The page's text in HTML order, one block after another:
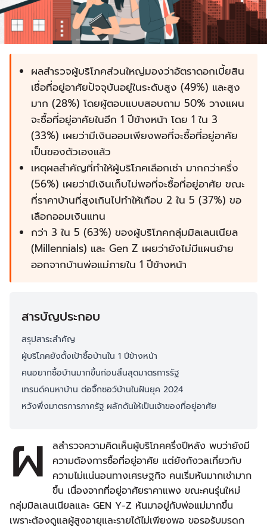
ผลสำรวจผู้บริโภคส่วนใหญ่มองว่าอัตราดอกเบี้ยสิน
เชื่อที่อยู่อาศัยปัจจุบันอยู่ในระดับสูง (49%) และสูง
มาก (28%) โดยผู้ตอบแบบสอบถาม 50% วางแผน
จะซื้อที่อยู่อาศัยในอีก 1 ปีข้างหน้า โดย 1 ใน 3
(33%) เผยว่ามีเงินออมเพียงพอที่จะซื้อที่อยู่อาศัย
เป็นของตัวเองแล้ว
เหตุผลสำคัญที่ทำให้ผู้บริโภคเลือกเช่า มากกว่าครึ่ง
(56%) เผยว่ามีเงินเก็บไม่พอที่จะซื้อที่อยู่อาศัย ขณะ
ที่ราคาบ้านที่สูงเกินไปทำให้เกือบ 2 ใน 5 (37%) ขอ
เลือกออมเงินแทน
กว่า 3 ใน 5 (63%) ของผู้บริโภคกลุ่มมิลเลนเนียล
(Millennials) และ Gen Z เผยว่ายังไม่มีแผนย้าย
ออกจากบ้านพ่อแม่ภายใน 1 ปีข้างหน้า
สารบัญประกอบ
สรุปสาระสำคัญ
ผู้บริโภคยังตั้งเป้าซื้อบ้านใน 1 ปีข้างหน้า
คนอยากซื้อบ้านมากขึ้นก่อนสิ้นสุดมาตรการรัฐ
เทรนด์คนหาบ้าน ต่อจิ๊กซอว์บ้านในฝันยุค 2024
หวังพึ่งมาตรการภาครัฐ ผลักดันให้เป็นเจ้าของที่อยู่อาศัย
ผ
ลสำรวจความคิดเห็นผู้บริโภคครึ่งปีหลัง พบว่ายังมี
ความต้องการซื้อที่อยู่อาศัย แต่ยังกังวลเกี่ยวกับ
ความไม่แน่นอนทางเศรษฐกิจ คนเริ่มหันมากเช่ามาก
ขึ้น เนื่องจากที่อยู่อาศัยราคาแพง ขณะคนรุ่นใหม่
กลุ่มมิลเลนเนียลและ GEN Y-Z หันมาอยู่กับพ่อแม่มากขึ้น
เพราะต้องดูแลผู้สูงอายุและรายได้ไม่เพียงพอ ขอรอรับมรดก